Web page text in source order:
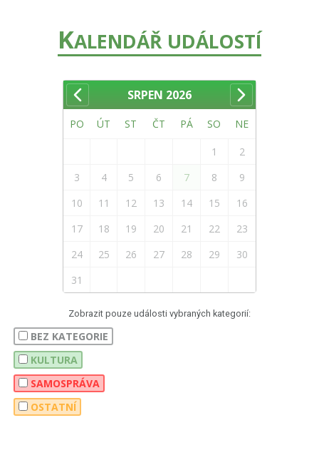
KALENDÁŘ UDÁLOSTÍ
SRPEN 2026
PO ÚT ST ČT PÁ SO NE
1
2
3
4 5 6 7 8
9
10
11 12 13 14 15
16
17
18 19 20 21 22
23
24
25 26 27 28 29
30
31
Zobrazit pouze události vybraných kategorií:
BEZ KATEGORIE
KULTURA
SAMOSPRÁVA
OSTATNÍ